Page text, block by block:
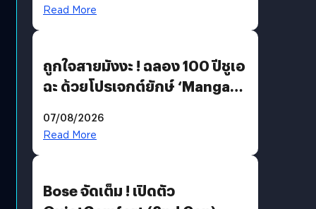
Read More
ถูกใจสายมังงะ ! ฉลอง 100 ปีชูเอ
ฉะ ด้วยโปรเจกต์ยักษ์ ‘Manga
มีภาษาไทยด้วย
07/08/2026
Read More
Bose จัดเต็ม ! เปิดตัว